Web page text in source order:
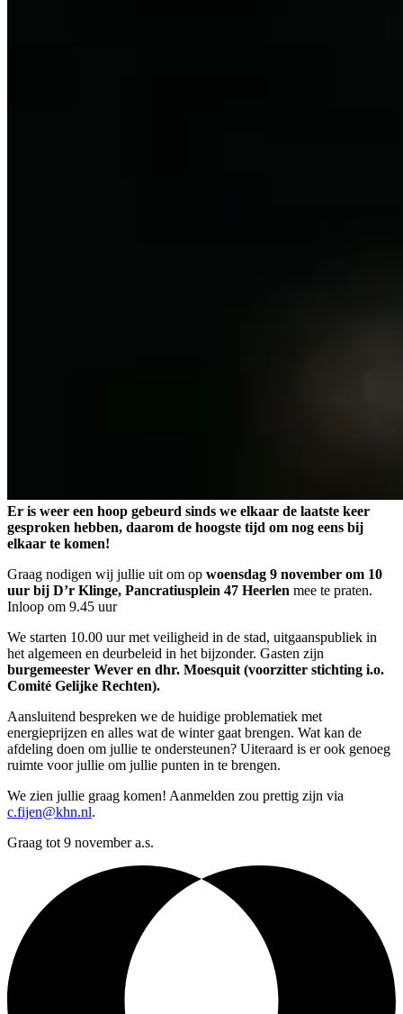
Er is weer een hoop gebeurd sinds we elkaar de laatste keer
gesproken hebben, daarom de hoogste tijd om nog eens bij
elkaar te komen!
Graag nodigen wij jullie uit om op woensdag 9 november om 10
uur bij D’r Klinge, Pancratiusplein 47 Heerlen mee te praten.
Inloop om 9.45 uur
We starten 10.00 uur met veiligheid in de stad, uitgaanspubliek in
het algemeen en deurbeleid in het bijzonder. Gasten zijn
burgemeester Wever en dhr. Moesquit (voorzitter stichting i.o.
Comité Gelijke Rechten).
Aansluitend bespreken we de huidige problematiek met
energieprijzen en alles wat de winter gaat brengen. Wat kan de
afdeling doen om jullie te ondersteunen? Uiteraard is er ook genoeg
ruimte voor jullie om jullie punten in te brengen.
We zien jullie graag komen! Aanmelden zou prettig zijn via
c.fijen@khn.nl.
Graag tot 9 november a.s.